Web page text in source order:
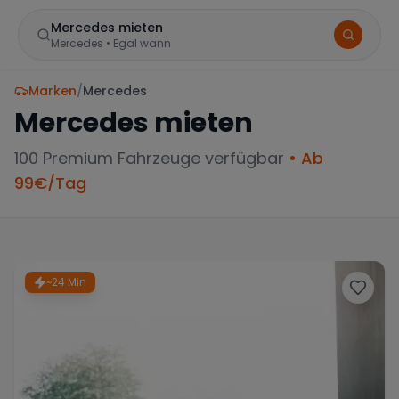
Mercedes mieten
Mercedes • Egal wann
Berlin
Marken/Mercedes
Mercedes mieten
100 Premium Fahrzeuge verfügbar • Ab
99€/Tag
~24 Min